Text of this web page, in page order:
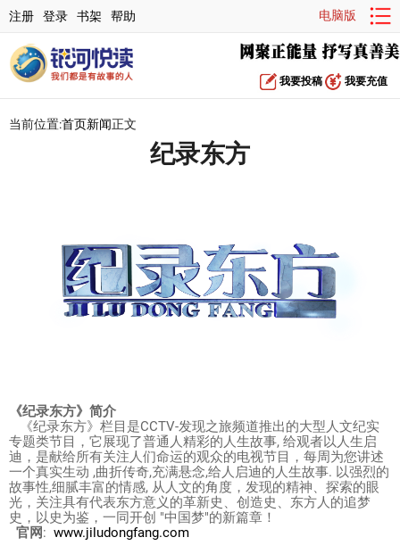
注册 登录 书架 帮助 电脑版
我要投稿 我要充值
当前位置:首页新闻正文
纪录东方
《纪录东方》简介
《纪录东方》栏目是CCTV-发现之旅频道推出的大型人文纪实
专题类节目 ， 它展现了普通人精彩的人生故事, 给观者以人生启
迪 ， 是献给所有关注人们命运的观众的电视节目 ， 每周为您讲述
一个真实生动 ,曲折传奇,充满悬念,给人启迪的人生故事. 以强烈的
故事性,细腻丰富的情感, 从人文的角度 ， 发现的精神、探索的眼
光 ， 关注具有代表东方意义的革新史、创造史、东方人的追梦
史 ， 以史为鉴 ， 一同开创 "中国梦"的新篇章 ！
官网: www.jiludongfang.com